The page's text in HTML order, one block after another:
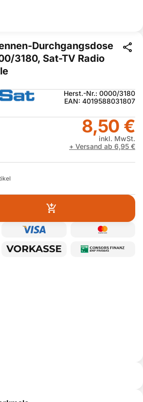
Durchgangsdose
3180, Sat-TV Radio
Herst.-Nr.: 0000/3180
EAN: 4019588031807
8,50 €
inkl. MwSt.
+ Versand ab 6,95 €